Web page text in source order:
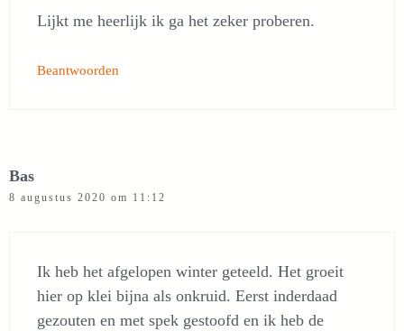
Lijkt me heerlijk ik ga het zeker proberen.
Beantwoorden
Bas
8 augustus 2020 om 11:12
Ik heb het afgelopen winter geteeld. Het groeit
hier op klei bijna als onkruid. Eerst inderdaad
gezouten en met spek gestoofd en ik heb de